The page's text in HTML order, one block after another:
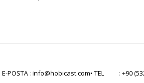
E-POSTA : info@hobicast.com• TEL : +90